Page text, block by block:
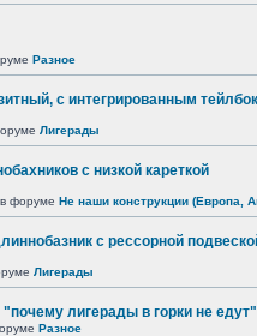
Разное
с интегрированным
Лигерады
с низкой кареткой
форуме Не наши конструкции (Европа,
с рессорной
Лигерады
лигерады в горки не
Разное